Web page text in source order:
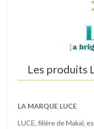
Les produits
LA MARQUE LUCE
LUCE, filière de Makal,